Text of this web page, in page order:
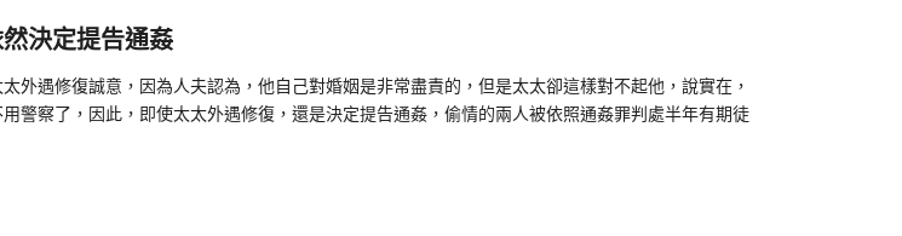
決定提告通姦
外遇修復誠意，因為人夫認為，他自己對婚姻是非常盡責的，但是太太卻這樣對不起他，說實在，
警察了，因此，即使太太外遇修復，還是決定提告通姦，偷情的兩人被依照通姦罪判處半年有期徒